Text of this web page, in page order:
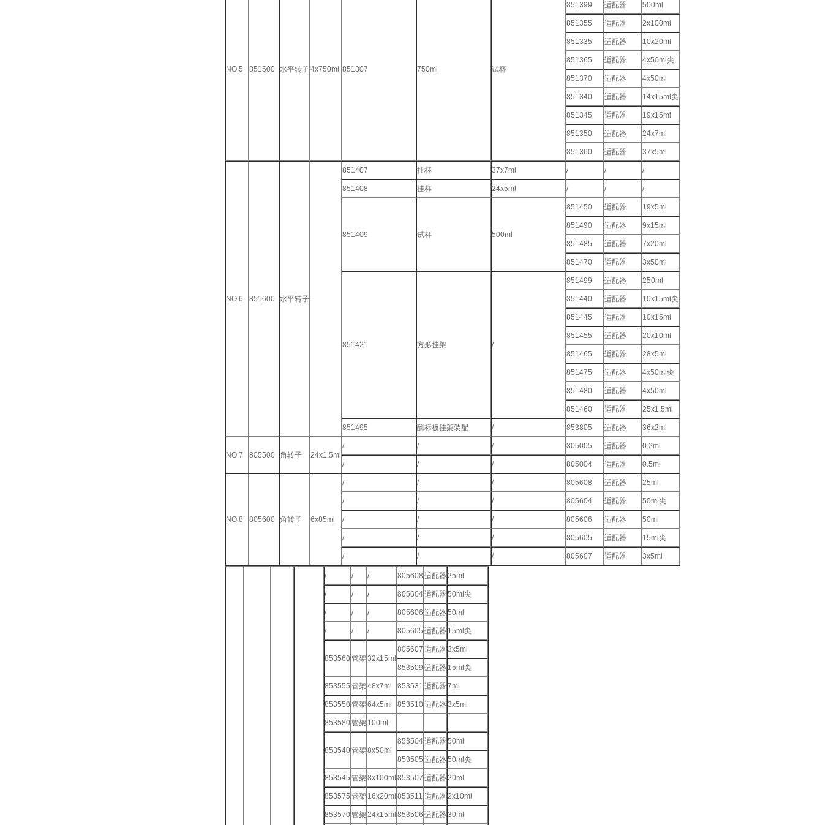
NO.5 851500 水平转子4x750ml 851307 750ml 试杯
851399 适配器 500ml
851355 适配器 2x100ml
851335 适配器 10x20ml
851365 适配器 4x50ml尖
851370 适配器 4x50ml
851340 适配器 14x15ml尖
851345 适配器 19x15ml
851350 适配器 24x7ml
851360 适配器 37x5ml
NO.6 851600 水平转子
851407 挂杯 37x7ml / / /
851408 挂杯 24x5ml / / /
851409 试杯 500ml
851450 适配器 19x5ml
851490 适配器 9x15ml
851485 适配器 7x20ml
851470 适配器 3x50ml
851421 方形挂架 /
851499 适配器 250ml
851440 适配器 10x15ml尖
851445 适配器 10x15ml
851455 适配器 20x10ml
851465 适配器 28x5ml
851475 适配器 4x50ml尖
851480 适配器 4x50ml
851460 适配器 25x1.5ml
851495 酶标板挂架装配 / 853805 适配器 36x2ml
NO.7 805500 角转子 24x1.5ml
/ / / 805005 适配器 0.2ml
/ / / 805004 适配器 0.5ml
NO.8 805600 角转子 6x85ml
/ / / 805608 适配器 25ml
/ / / 805604 适配器 50ml尖
/ / / 805606 适配器 50ml
/ / / 805605 适配器 15ml尖
/ / / 805607 适配器 3x5ml
/ / / 805608 适配器 25ml
/ / / 805604适配器 50ml尖
/ / / 805606 适配器 50ml
/ / / 805605 适配器 15ml尖
853560管架 32x15ml
805607 适配器 3x5ml
853509 适配器 15ml尖
853555 管架 48x7ml 853531 适配器 7ml
853550管架 64x5ml 853510适配器 3x5ml
853580管架 100ml
853540管架 8x50ml
853504适配器 50ml
853505 适配器 50ml尖
853545 管架 8x100ml 853507 适配器 20ml
853575 管架 16x20ml 853511 适配器 2x10ml
853570管架 24x15ml 853506 适配器 30ml